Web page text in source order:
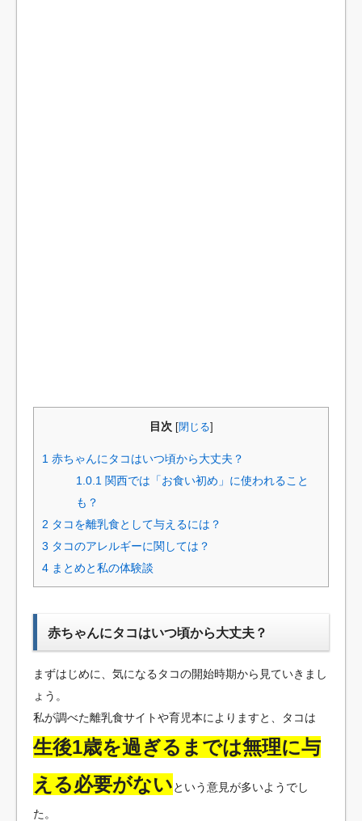
目次 閉じる
1 赤ちゃんにタコはいつ頃から大丈夫？
1.0.1 関西では「お食い初め」に使われること
も？
2 タコを離乳食として与えるには？
3 タコのアレルギーに関しては？
4 まとめと私の体験談
赤ちゃんにタコはいつ頃から大丈夫？
まずはじめに、気になるタコの開始時期から見ていきまし
ょう。
私が調べた離乳食サイトや育児本によりますと、タコは
生後1歳を過ぎるまでは無理に与
える必要がないという意見が多いようでし
た。